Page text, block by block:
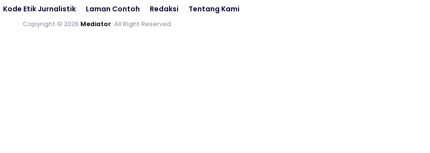
Kode Etik Jurnalistik Laman Contoh Redaksi Tentang Kami
Copyright © 2026 Mediator. All Right Reserved